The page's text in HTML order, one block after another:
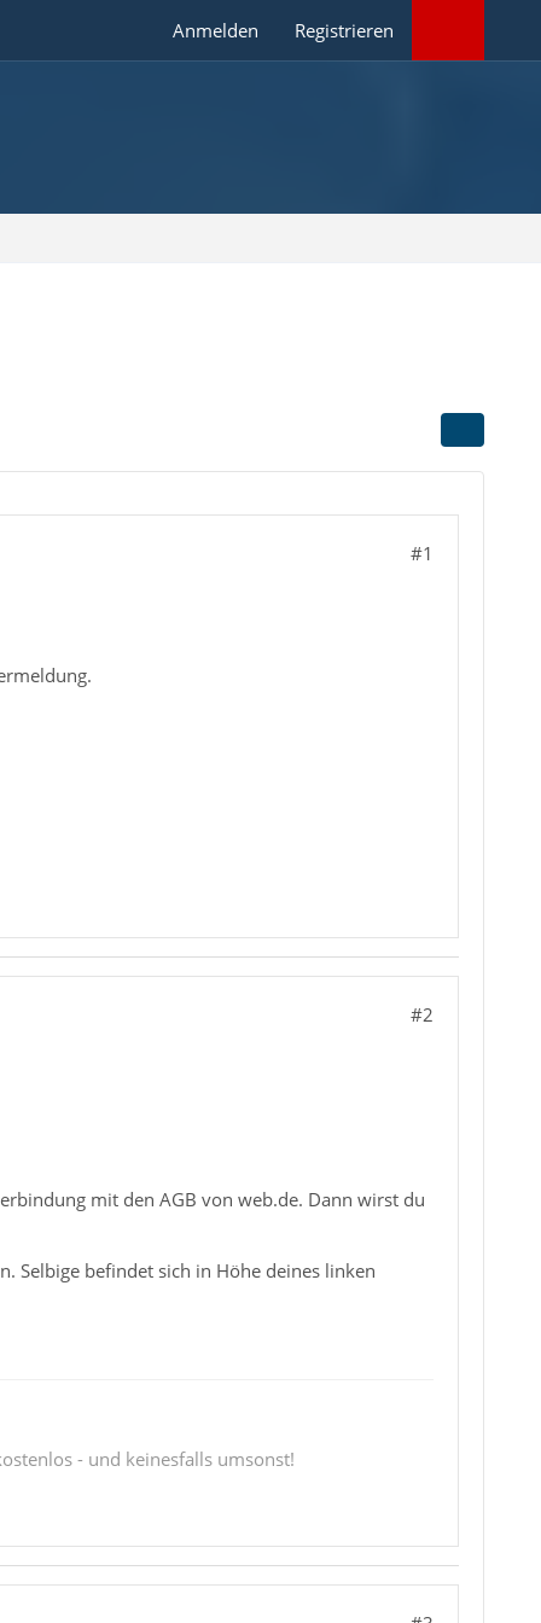
Anmelden Registrieren
#1
#2
mit den AGB von web.de. Dann wirst du
Selbige befindet sich in Höhe deines linken
- und keinesfalls umsonst!